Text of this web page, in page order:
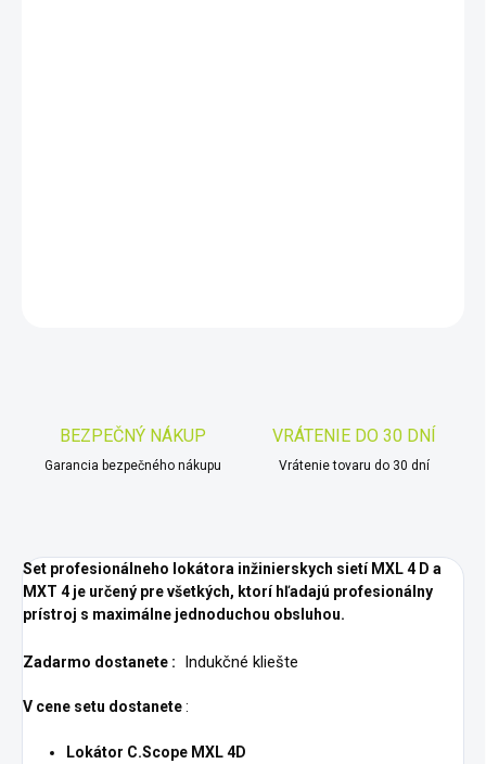
BEZPEČNÝ NÁKUP
Garancia bezpečného nákupu
VRÁTENIE DO 30 DNÍ
Vrátenie tovaru do 30 dní
Set profesionálneho lokátora inžinierskych sietí MXL 4 D a
MXT 4 je určený pre všetkých, ktorí hľadajú profesionálny
prístroj s maximálne jednoduchou obsluhou.
Zadarmo dostanete : Indukčné kliešte
V cene setu dostanete:
Lokátor C.Scope MXL 4D